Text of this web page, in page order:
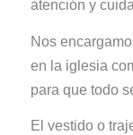
atención y
Nos
en la iglesia
para que todo
El vestido o